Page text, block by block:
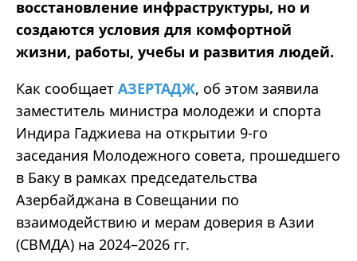
восстановление инфраструктуры, но и
создаются условия для комфортной
жизни, работы, учебы и развития людей.
Как сообщает АЗЕРТАДЖ, об этом заявила
заместитель министра молодежи и спорта
Индира Гаджиева на открытии 9-го
заседания Молодежного совета, прошедшего
в Баку в рамках председательства
Азербайджана в Совещании по
взаимодействию и мерам доверия в Азии
(СВМДА) на 2024–2026 гг.